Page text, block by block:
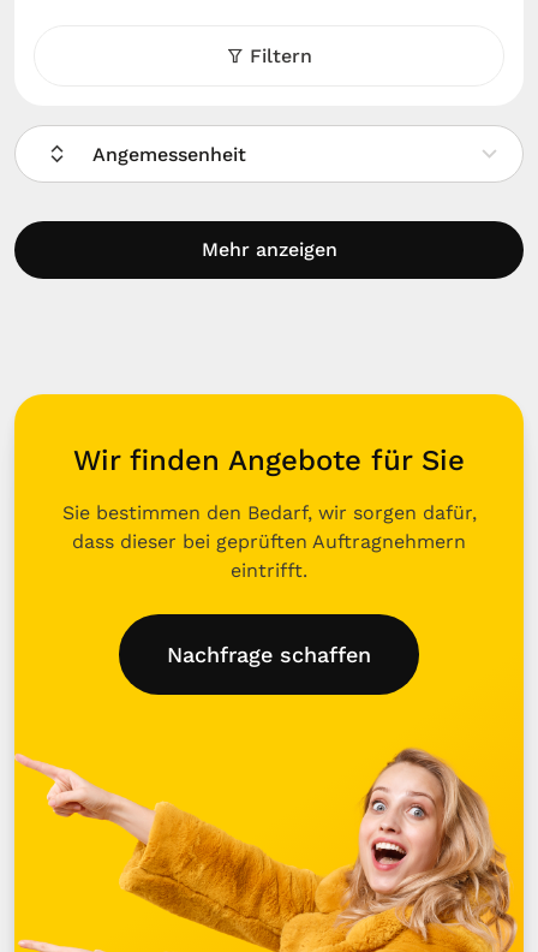
Filtern
Angemessenheit
Mehr anzeigen
Wir finden Angebote für Sie
Sie bestimmen den Bedarf, wir sorgen dafür,
dass dieser bei geprüften Auftragnehmern
eintrifft.
Nachfrage schaffen